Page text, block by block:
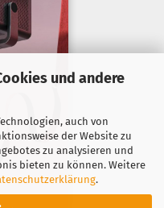
und andere
auch von
der Website zu
zu analysieren und
bieten zu können. Weitere
.